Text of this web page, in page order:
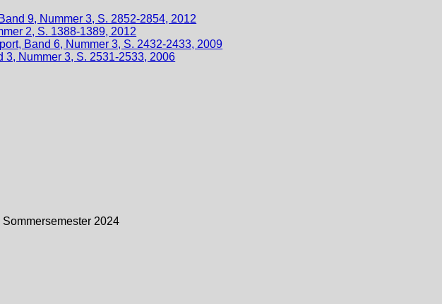
9, Nummer 3, S. 2852-2854, 2012
2, S. 1388-1389, 2012
Band 6, Nummer 3, S. 2432-2433, 2009
3, Nummer 3, S. 2531-2533, 2006
Sommersemester 2024